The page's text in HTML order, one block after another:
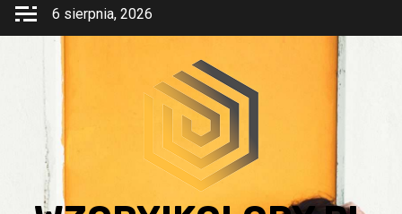
Przejdź
6 sierpnia, 2026